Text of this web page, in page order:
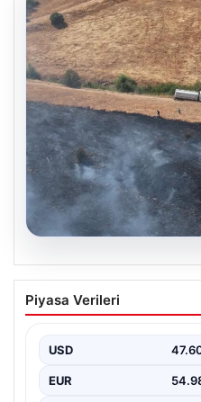
Tunceli’de otluk
sıçrayan yangın
Piyasa Verileri
USD
EUR